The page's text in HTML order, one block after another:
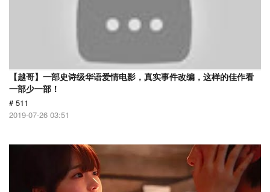
【越哥】一部史诗级华语爱情电影，真实事件改编，这样的佳作看
一部少一部！
# 511
2019-07-26 03:51